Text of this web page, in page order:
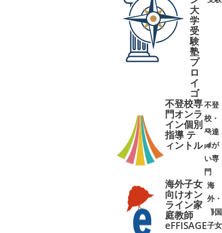
大
学
受
験
塾
プ
ロ
イ
ゴ
不登校専
門オンラ
イン個別
指導 テ
ィントル
不登
校・
発達
障が
い専
門
➜➜
海外子女
向けオン
ライン家
庭教師
eFFISAGE
海
外・
帰国
子女
➜➜